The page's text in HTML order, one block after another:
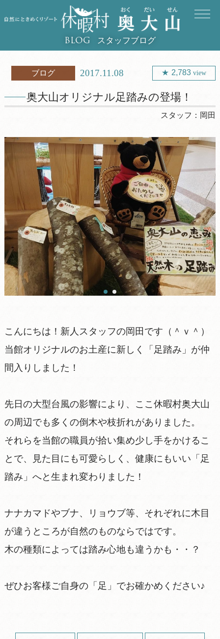
BLOG スタッフブログ
ブログ 2017.11.08 2,783view
奥大山オリジナル足踏みの登場！
スタッフ： 岡田
こんにちは！新人スタッフの岡田です（＾ｖ＾）
当館オリジナルのお土産に新しく「足踏み」が仲
間入りしました！
先日の大型台風の影響により、ここ休暇村奥大山
の周辺でも多くの倒木や枝折れがありました。
それらを当館の職員が拾い集め少し手をかけるこ
とで、見た目にも可愛らしく、健康にもいい「足
踏み」へと生まれ変わりました！
ナナカマドやブナ、リョウブ等、それぞれに木目
が違うところが自然のものならではです。
木の種類によっては踏み心地も違うかも・・？
ぜひお客様ご自身の「足」でお確かめください♪